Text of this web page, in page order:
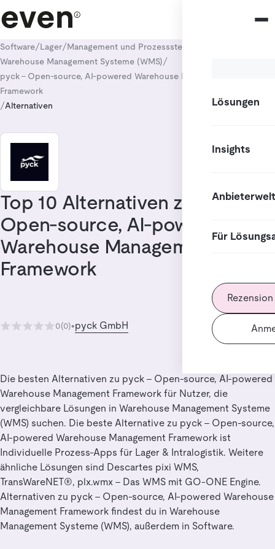
Lösungen
Insights
Anbieterwelt
Für
Software/Lager/Management und Prozesssteuerung
Warehouse Management Systeme (WMS)/
pyck - Open-source, AI-powered Warehouse Management
Framework
/Alternativen
Top 10 Alternativen zu pyck -
Open-source, AI-powered
Warehouse Management
Framework
0(0)•pyck GmbH
Die besten Alternativen zu pyck - Open-source, AI-powered
Warehouse Management Framework für Nutzer, die
vergleichbare Lösungen in Warehouse Management Systeme
(WMS) suchen. Die beste Alternative zu pyck - Open-source,
AI-powered Warehouse Management Framework ist
Individuelle Prozess-Apps für Lager & Intralogistik. Weitere
ähnliche Lösungen sind Descartes pixi WMS,
TransWareNET®, plx.wmx – Das WMS mit GO-ONE Engine.
Alternativen zu pyck - Open-source, AI-powered Warehouse
Management Framework findest du in Warehouse
Management Systeme (WMS), außerdem in Software.